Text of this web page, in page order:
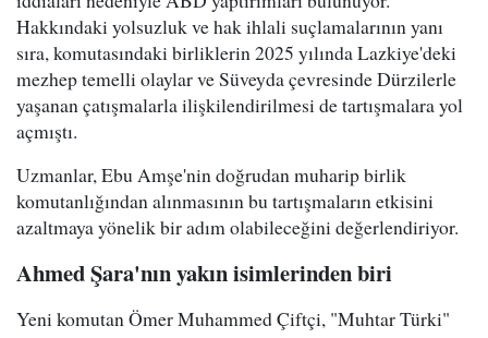
Hakkındaki yolsuzluk ve hak ihlali suçlamalarının yanı
sıra, komutasındaki birliklerin 2025 yılında Lazkiye'deki
mezhep temelli olaylar ve Süveyda çevresinde Dürzilerle
yaşanan çatışmalarla ilişkilendirilmesi de tartışmalara yol
açmıştı.
Uzmanlar, Ebu Amşe'nin doğrudan muharip birlik
komutanlığından alınmasının bu tartışmaların etkisini
azaltmaya yönelik bir adım olabileceğini değerlendiriyor.
Ahmed Şara'nın yakın isimlerinden biri
Yeni komutan Ömer Muhammed Çiftçi, "Muhtar Türki"